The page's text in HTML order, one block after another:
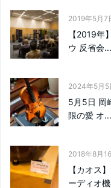
2019年5月7
【2019年
ウ 反省会...
2024年5月5
5月5日 岡
限の愛 オ...
2018年8月
【カオス
ーディオ